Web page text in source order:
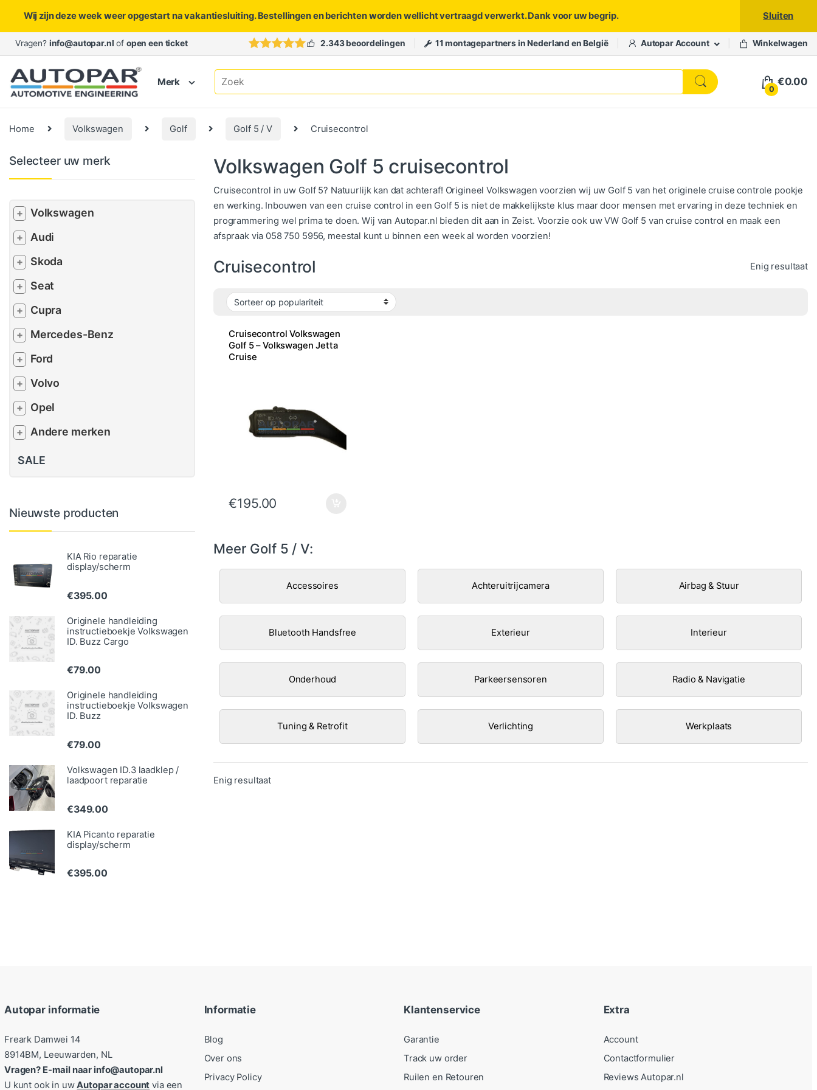
Wij zijn deze week weer opgestart na vakantiesluiting. Bestellingen en berichten worden wellicht vertraagd verwerkt. Dank voor uw begrip. Sluiten
Skip to navigation
Skip to content
Vragen? info@autopar.nl of open een ticket 2.343 beoordelingen 11 montagepartners in Nederland en België Autopar Account Winkelwagen
Merk
Search for:
0
€0.00
Home Volkswagen Golf Golf 5 / V Cruisecontrol
Volkswagen Golf 5 cruisecontrol
Cruisecontrol in uw Golf 5? Natuurlijk kan dat achteraf! Origineel Volkswagen voorzien wij uw Golf 5 van het originele cruise controle pookje
en werking. Inbouwen van een cruise control in een Golf 5 is niet de makkelijkste klus maar door mensen met ervaring in deze techniek en
programmering wel prima te doen. Wij van Autopar.nl bieden dit aan in Zeist. Voorzie ook uw VW Golf 5 van cruise control en maak een
afspraak via 058 750 5956, meestal kunt u binnen een week al worden voorzien!
Cruisecontrol Enig resultaat
Cruisecontrol Volkswagen
Golf 5 – Volkswagen Jetta
Cruise
€195.00
Meer Golf 5 / V:
Accessoires Achteruitrijcamera Airbag & Stuur
Bluetooth Handsfree Exterieur Interieur
Onderhoud Parkeersensoren Radio & Navigatie
Tuning & Retrofit Verlichting Werkplaats
Enig resultaat
Selecteer uw merk
+ Volkswagen
+ Audi
+ Skoda
+ Seat
+ Cupra
+ Mercedes-Benz
+ Ford
+ Volvo
+ Opel
+ Andere merken
SALE
Nieuwste producten
KIA Rio reparatie
display/scherm
€395.00
Originele handleiding
instructieboekje Volkswagen
ID. Buzz Cargo
€79.00
Originele handleiding
instructieboekje Volkswagen
ID. Buzz
€79.00
Volkswagen ID.3 laadklep /
laadpoort reparatie
€349.00
KIA Picanto reparatie
display/scherm
€395.00
Autopar informatie
Freark Damwei 14
8914BM, Leeuwarden, NL
Vragen? E-mail naar info@autopar.nl
U kunt ook in uwAutopar account via een
Informatie
Blog
Over ons
Privacy Policy
Klantenservice
Garantie
Track uw order
Ruilen en Retouren
Extra
Account
Contactformulier
Reviews Autopar.nl